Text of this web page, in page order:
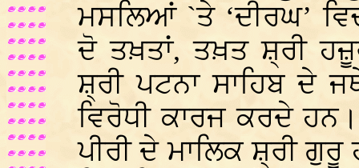
ਮਸਲਿਆਂ `ਤੇ ‘ਦੀਰਘ’
ਦੋ ਤਖ਼ਤਾਂ, ਤਖ਼ਤ ਸ਼੍ਰੀ
ਸ਼੍ਰੀ ਪਟਨਾ ਸਾਹਿਬ ਦੇ
ਵਿਰੋਧੀ ਕਾਰਜ ਕਰਦੇ
ਪੀਰੀ ਦੇ ਮਾਲਿਕ ਸ਼੍ਰੀ